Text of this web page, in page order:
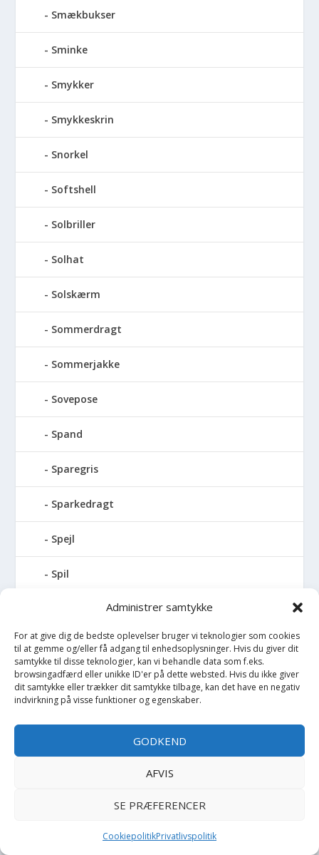
Administrer samtykke
For at give dig de bedste oplevelser bruger vi teknologier som cookies
til at gemme og/eller få adgang til enhedsoplysninger. Hvis du giver dit
samtykke til disse teknologier, kan vi behandle data som f.eks.
browsingadfærd eller unikke ID'er på dette websted. Hvis du ikke giver
dit samtykke eller trækker dit samtykke tilbage, kan det have en negativ
indvirkning på visse funktioner og egenskaber.
GODKEND
AFVIS
SE PRÆFERENCER
CookiepolitikPrivatlivspolitik
Smækbukser
Sminke
Smykker
Smykkeskrin
Snorkel
Softshell
Solbriller
Solhat
Solskærm
Sommerdragt
Sommerjakke
Sovepose
Spand
Sparegris
Sparkedragt
Spejl
Spil
Spisesæt
Sportstaske